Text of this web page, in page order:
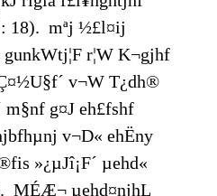
18). mªj ½£l¤ij
r¦W K¬gjhf
v¬W T¿dh®
g¤J eh£fshf
v¬D« ehËny
»¿µJî¡F´ µehd«
MÉÆ¬ µehd¤njhL